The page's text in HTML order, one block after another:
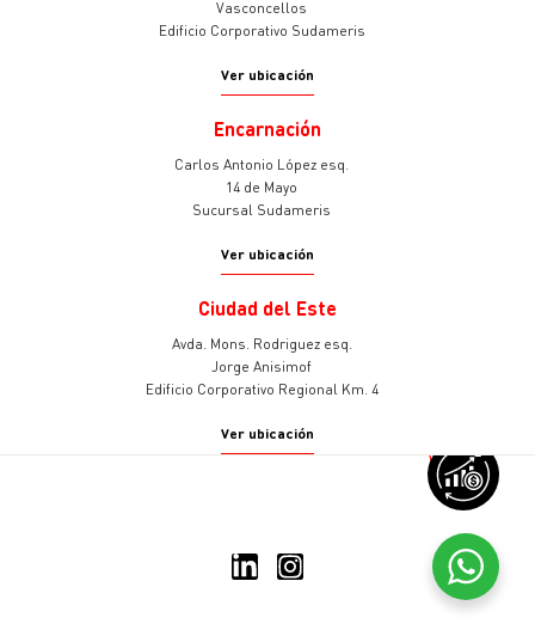
v
Vasconcellos
Edificio Corporativo Sudameris
Ver ubicación
Encarnación
Carlos Antonio López esq.
14 de Mayo
Sucursal Sudameris
Ver ubicación
Ciudad del Este
Avda. Mons. Rodriguez esq.
Jorge Anisimof
Edificio Corporativo Regional Km. 4
Ver ubicación